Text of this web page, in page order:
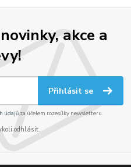
akce a
Přihlásit se
údajůza účelem rozesílky newsletteru.
odhlásit.